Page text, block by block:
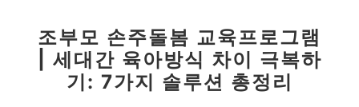
조부모 손주돌봄 교육프로그램
| 세대간 육아방식 차이 극복하
기: 7가지 솔루션 총정리